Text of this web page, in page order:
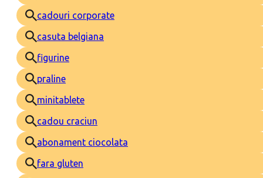
cadouri corporate
casuta belgiana
figurine
praline
minitablete
cadou craciun
abonament ciocolata
fara gluten